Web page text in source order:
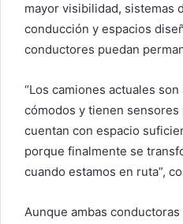
mayor visibilidad, sistemas
conducción y espacios
conductores puedan
“Los camiones actuales
cómodos y tienen sensores
cuentan con espacio
porque finalmente se
cuando estamos en ruta”,
Aunque ambas